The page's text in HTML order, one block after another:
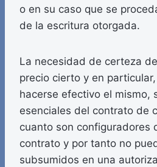
o en su caso que se
de la escritura otorgada.
La necesidad de certeza
precio cierto y en
hacerse efectivo el mismo,
esenciales del contrato de
cuanto son configuradores
contrato y por tanto no
subsumidos en una